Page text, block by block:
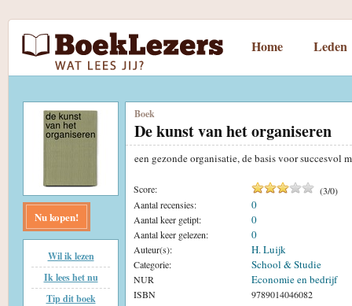
Home Leden
Nu kopen!
Wil ik lezen
Ik lees het nu
Tip dit boek
Boek
De kunst van het organiseren
een gezonde organisatie, de basis voor succesvol
Score: (3/0)
Aantal recensies:
0
Aantal keer getipt: 0
Aantal keer gelezen: 0
Auteur(s): H. Luijk
Categorie: School & Studie
NUR Economie en bedrijf
ISBN 9789014046082